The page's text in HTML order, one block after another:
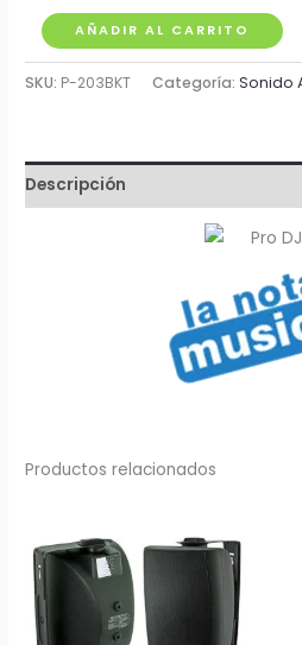
Pareja
de
Cabinas
30W
Pro
AÑADIR AL CARRITO
SKU: P-203BKT Categoría:Sonido
Descripción
Productos relacionados